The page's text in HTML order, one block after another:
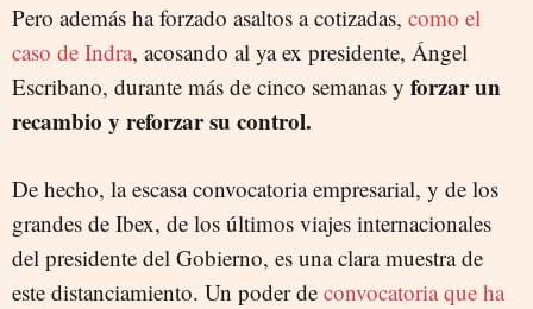
Pero además ha forzado asaltos a cotizadas, como el
caso de Indra, acosando al ya ex presidente, Ángel
Escribano, durante más de cinco semanas y forzar un
recambio y reforzar su control.
De hecho, la escasa convocatoria empresarial, y de los
grandes de Ibex, de los últimos viajes internacionales
del presidente del Gobierno, es una clara muestra de
este distanciamiento. Un poder de convocatoria que ha